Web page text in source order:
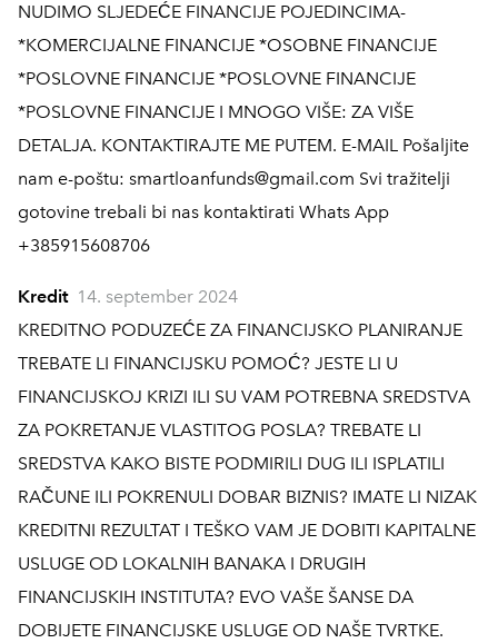
NUDIMO SLJEDEĆE FINANCIJE POJEDINCIMA-
*KOMERCIJALNE FINANCIJE *OSOBNE FINANCIJE
*POSLOVNE FINANCIJE *POSLOVNE FINANCIJE
*POSLOVNE FINANCIJE I MNOGO VIŠE: ZA VIŠE
DETALJA. KONTAKTIRAJTE ME PUTEM. E-MAIL Pošaljite
nam e-poštu: smartloanfunds@gmail.com Svi tražitelji
gotovine trebali bi nas kontaktirati Whats App
+385915608706
Kredit 14. september 2024
KREDITNO PODUZEĆE ZA FINANCIJSKO PLANIRANJE
TREBATE LI FINANCIJSKU POMOĆ? JESTE LI U
FINANCIJSKOJ KRIZI ILI SU VAM POTREBNA SREDSTVA
ZA POKRETANJE VLASTITOG POSLA? TREBATE LI
SREDSTVA KAKO BISTE PODMIRILI DUG ILI ISPLATILI
RAČUNE ILI POKRENULI DOBAR BIZNIS? IMATE LI NIZAK
KREDITNI REZULTAT I TEŠKO VAM JE DOBITI KAPITALNE
USLUGE OD LOKALNIH BANAKA I DRUGIH
FINANCIJSKIH INSTITUTA? EVO VAŠE ŠANSE DA
DOBIJETE FINANCIJSKE USLUGE OD NAŠE TVRTKE.